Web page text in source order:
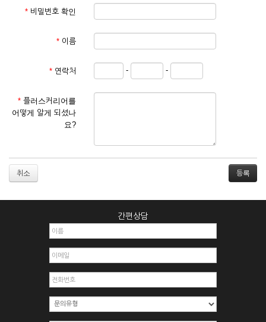
관계법령의 규정에 따릅니다.
① 서비스 이용계약은 서비스 이용 희망자가 본 약관에 동의한
를 심사, 승낙함으로써 성립하며, 회사는 신청자의 실명 확인 절
차를 밟을 수 있습니다.
② 회원가입시 입력한 ID는 변경할 수 없으며, 회원 1인당 한 개
의 ID가 발급됩니다. 부득이한 경우로 인해 변경하고자 하는 경
거절하거나 취소할 수 있으며, 실명으로 등록하지 않은 자의 일
2. 개인정보를 허위로 기재하여 신청할 경우
3. 경쟁 관게에 있는 이용자가 신청할 경우
4. 타인의 서비스 이용을 방해하거나, 정보를 도용한 경우
6. 이용자가 영업활동 또는 부정한 용도로 본 서비스를 이용할
7. 회사의 정보를 사전 승낙 없이 전재, 변조, 복사하여 이용하
8. 기타 회사가 정한 제반 사항을 위반하며 신청하는 경우
* 비밀번호 확인
* 이름
* 연락처 - -
* 플러스커리어를
어떻게 알게 되셨나
요?
취소
간편상담